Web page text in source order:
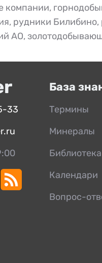
компании,
, рудники Билибино,
АО,
33
База
Термины
Минералы
Библиотека
Календари
Вопрос-